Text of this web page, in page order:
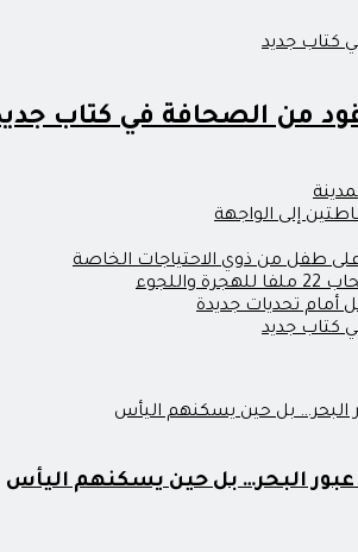
عقود من الصحافة في كتاب
عبور البحر… بل حين يسكنهم اليأس